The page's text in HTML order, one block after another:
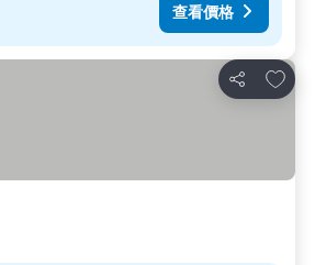
查看價格
分享
放到收